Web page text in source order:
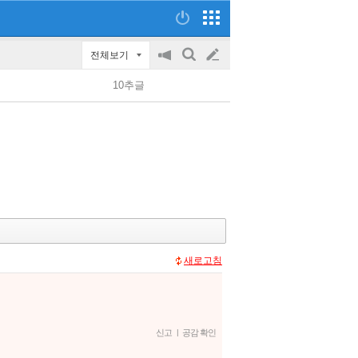
전체보기
공
on/off
검
글
쓰
10추글
새로고침
신고 | 공감 확인